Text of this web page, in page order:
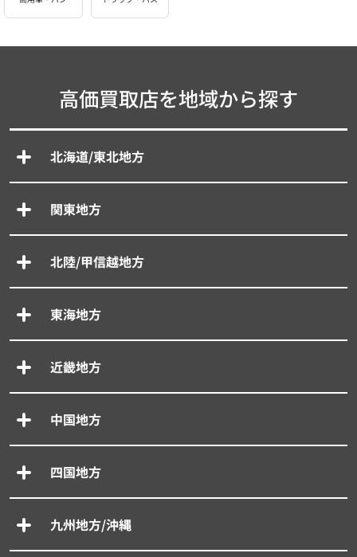
高価買取店を地域から探す
北海道/東北地方
関東地方
北陸/甲信越地方
東海地方
近畿地方
中国地方
四国地方
九州地方/沖縄